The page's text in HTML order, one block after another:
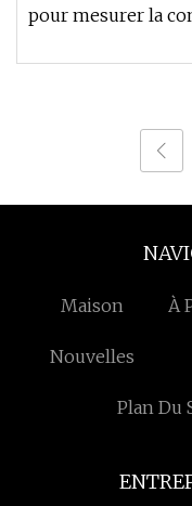
pour mesurer la
Maison À
Nouvelles
Plan Du